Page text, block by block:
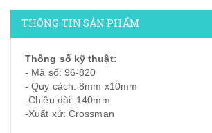
THÔNG TIN SẢN PHẨM
Thông số kỹ thuật:
- Mã số: 96-820
- Quy cách: 8mm x10mm
-Chiều dài: 140mm
-Xuất xứ: Crossman